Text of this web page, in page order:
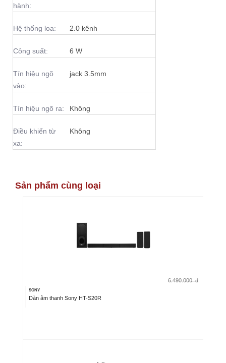
hành:
Hệ thống loa: 2.0 kênh
Công suất: 6 W
Tín hiệu ngõ
vào:
jack 3.5mm
Tín hiệu ngõ ra: Không
Điều khiển từ
xa:
Không
Sản phẩm cùng loại
6.490.000 đ
SONY
Dàn âm thanh Sony HT-S20R